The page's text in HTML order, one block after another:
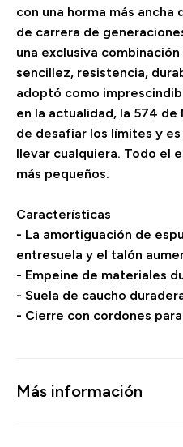
con una horma más
de carrera de
una exclusiva
sencillez, resistencia,
adoptó como
en la actualidad, la 574 de
de desafiar los límites y
llevar cualquiera. Todo el
más pequeños.
Características
- La amortiguación de
entresuela y el talón
- Empeine de materiales
- Suela de caucho
- Cierre con cordones
Más información